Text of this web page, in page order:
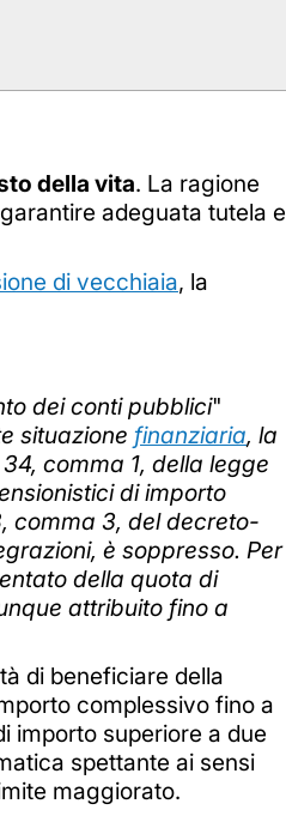
della vita. La ragione
adeguata tutela e
di vecchiaia, la
dei conti pubblici"
situazione finanziaria, la
comma 1, della legge
di importo
comma 3, del decreto-
è soppresso. Per
della quota di
attribuito fino a
di beneficiare della
complessivo fino a
importo superiore a due
spettante ai sensi
maggiorato.